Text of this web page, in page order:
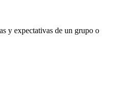
y expectativas de un grupo o